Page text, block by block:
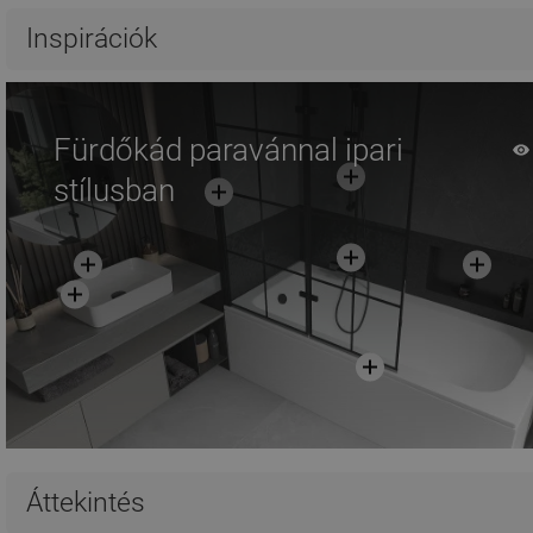
össze
Inspirációk
Fürdőkád paravánnal ipari
stílusban
Áttekintés